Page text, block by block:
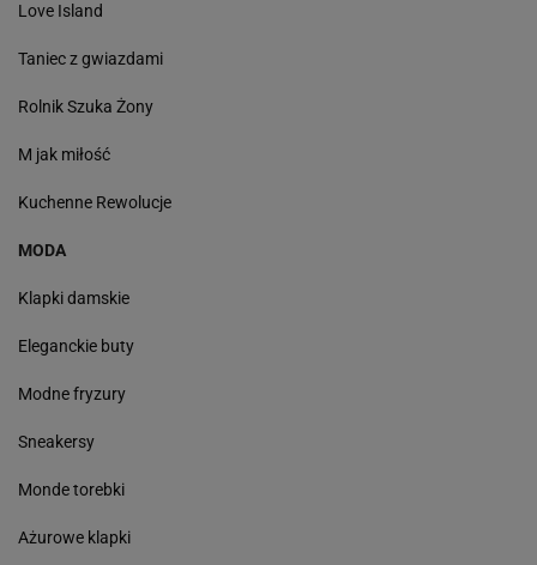
Love Island
Taniec z gwiazdami
Rolnik Szuka Żony
M jak miłość
Kuchenne Rewolucje
MODA
Klapki damskie
Eleganckie buty
Modne fryzury
Sneakersy
Monde torebki
Ażurowe klapki